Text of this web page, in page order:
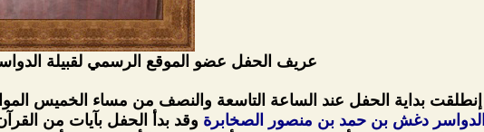
عريف الحفل عضو الموقع الرسمي لقبيلة
إنطلقت بداية الحفل عند الساعة التاسعة والنصف من مساء الخميس الموافق 14/10/1431هـ حيث قدم فقرات
الدواسر دغش بن حمد بن منصور الصخابرة وقد بدأ الحفل بآيات من